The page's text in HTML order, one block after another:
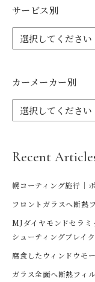
サービス別
カーメーカー別
Recent
幌コーティング施行｜
フロントガラスへ断熱
MJダイヤモンドセラ
シューティングブレイク
腐食したウィンドウモ
ガラス全面へ断熱フィ